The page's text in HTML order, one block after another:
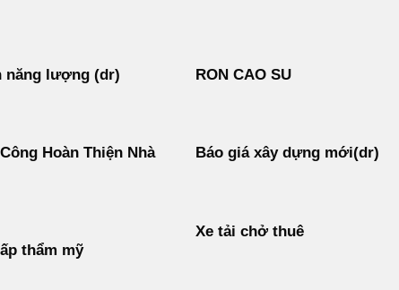
năng lượng (dr) RON CAO SU
Hoàn Thiện Nhà
Báo giá xây dựng mới(dr)
Xe tải chở thuê
thẩm mỹ